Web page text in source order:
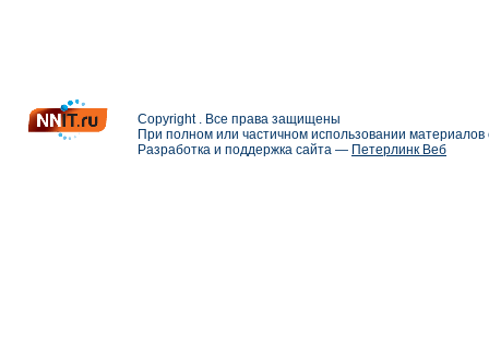
Copyright . Все права защищены
При полном или частичном использовании
Разработка и поддержка сайта — Петерлинк Веб